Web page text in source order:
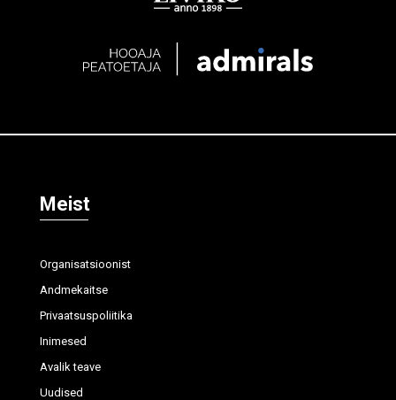
Meist
Organisatsioonist
Andmekaitse
Privaatsuspoliitika
Inimesed
Avalik teave
Uudised